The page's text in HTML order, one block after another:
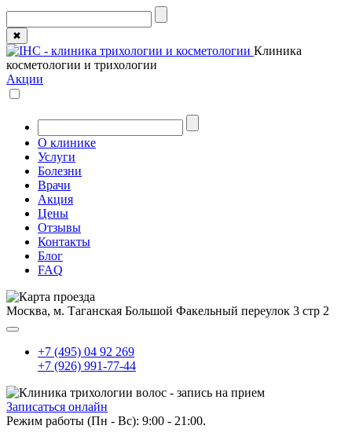
✖
Клиника
косметологии и трихологии
Акции
О клинике
Услуги
Болезни
Врачи
Акция
Цены
Отзывы
Контакты
Блог
FAQ
Москва, м. Таганская Большой Факельный переулок 3 стр 2
+7 (495) 04 92 269
+7 (926) 991-77-44
Записаться онлайн
Режим работы (Пн - Вс): 9:00 - 21:00.